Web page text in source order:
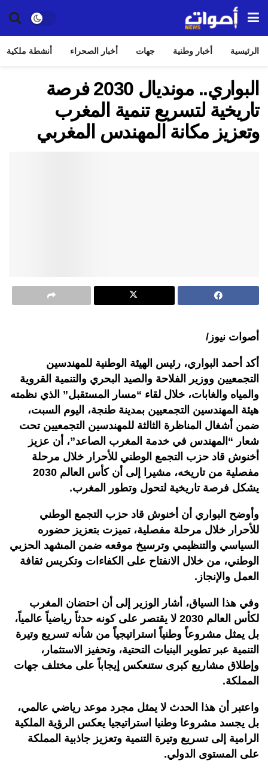
الرئيسية أخبار وطنية جهات أخبار الصحراء أنشطة ملكية
البواري.. مونديال 2030 فرصة
تاريخية لتسريع تنمية المغرب
وتعزيز مكانة المهندس المغربي
أصوات نيوز/
أكد أحمد البواري، رئيس الهيئة الوطنية للمهندسين
التجمعيين ووزير الفلاحة والصيد البحري والتنمية القروية
والمياه والغابات، خلال لقاء “مسار المستقبل” الذي نظمته
هيئة المهندسين التجمعيين بمدينة طنجة، اليوم السبت،
ضمن أشغال المناظرة الثالثة للمهندسين التجمعيين تحت
شعار “المهندس في خدمة المغرب الصاعد”، أن عزيز
أخنوش قاد حزب التجمع الوطني للأحرار خلال مرحلة
مفصلية من تاريخه، مشيرا إلى أن كأس العالم 2030
يشكل فرصة تاريخية لتحول وتطور المغرب.
وأوضح البواري أن أخنوش قاد حزب التجمع الوطني
للأحرار خلال مرحلة مفصلية، تميزت بتعزيز حضوره
السياسي والتنظيمي وترسيخ موقعه ضمن المشهد الحزبي
الوطني، من خلال الانفتاح على الكفاءات وتكريس ثقافة
العمل والإنجاز.
وفي هذا السياق، أشار الوزير إلى أن احتضان المغرب
لكأس العالم 2030 لا يقتصر على كونه حدثاً رياضياً عالمياً،
بل يمثل مشروعاً وطنياً استراتيجياً من شأنه تسريع وتيرة
التنمية عبر تطوير البنيات التحتية، وتحفيز الاستثمار،
وإطلاق مشاريع كبرى ستنعكس إيجاباً على مختلف جهات
المملكة.
واعتبر أن هذا الحدث لا يمثل مجرد موعد رياضي عالمي،
بل يجسد مشروعا وطنيا استراتيجيا يعكس الرؤية الملكية
الرامية إلى تسريع وتيرة التنمية وتعزيز جاذبية المملكة
على المستوى الدولي.